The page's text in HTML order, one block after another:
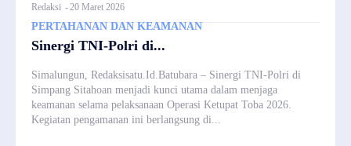
Redaksi -20 Maret 2026
PERTAHANAN DAN KEAMANAN
Sinergi TNI-Polri di...
Simalungun, Redaksisatu.Id.Batubara – Sinergi TNI-Polri di
Simpang Sitahoan menjadi kunci utama dalam menjaga
keamanan selama pelaksanaan Operasi Ketupat Toba 2026.
Kegiatan pengamanan ini berlangsung di...